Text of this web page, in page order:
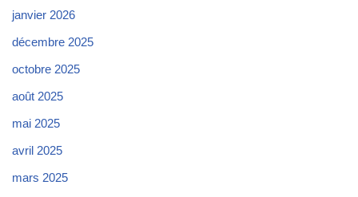
janvier 2026
décembre 2025
octobre 2025
août 2025
mai 2025
avril 2025
mars 2025